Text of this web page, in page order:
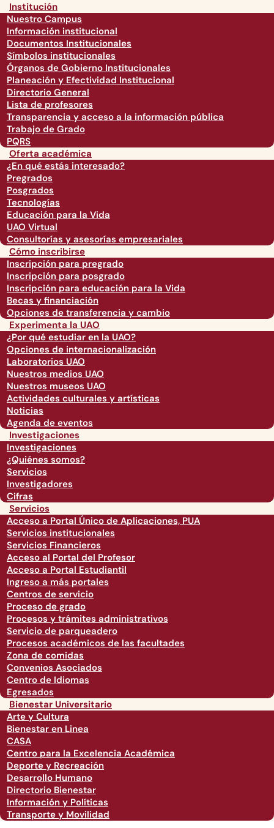
Institución
Nuestro Campus
Información institucional
Documentos Institucionales
Símbolos institucionales
Órganos de Gobierno Institucionales
Planeación y Efectividad Institucional
Directorio General
Lista de profesores
Transparencia y acceso a la información pública
Trabajo de Grado
PQRS
Oferta académica
¿En qué estás interesado?
Pregrados
Posgrados
Tecnologías
Educación para la Vida
UAO Virtual
Consultorías y asesorías empresariales
Cómo inscribirse
Inscripción para pregrado
Inscripción para posgrado
Inscripción para educación para la Vida
Becas y financiación
Opciones de transferencia y cambio
Experimenta la UAO
¿Por qué estudiar en la UAO?
Opciones de internacionalización
Laboratorios UAO
Nuestros medios UAO
Nuestros museos UAO
Actividades culturales y artísticas
Noticias
Agenda de eventos
Investigaciones
Investigaciones
¿Quiénes somos?
Servicios
Investigadores
Cifras
Servicios
Acceso a Portal Único de Aplicaciones, PUA
Servicios institucionales
Servicios Financieros
Acceso al Portal del Profesor
Acceso a Portal Estudiantil
Ingreso a más portales
Centros de servicio
Proceso de grado
Procesos y trámites administrativos
Servicio de parqueadero
Procesos académicos de las facultades
Zona de comidas
Convenios Asociados
Centro de Idiomas
Egresados
Bienestar Universitario
Arte y Cultura
Bienestar en Linea
CASA
Centro para la Excelencia Académica
Deporte y Recreación
Desarrollo Humano
Directorio Bienestar
Información y Políticas
Transporte y Movilidad